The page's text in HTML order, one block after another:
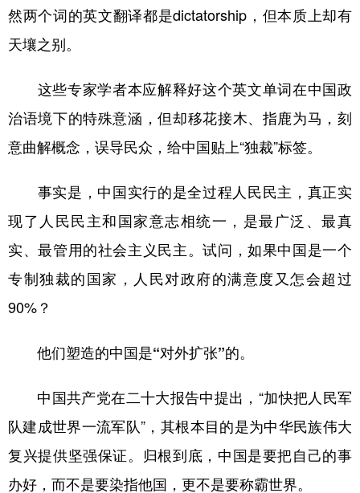
然两个词的英文翻译都是dictatorship，但本质上却有
天壤之别。
这些专家学者本应解释好这个英文单词在中国政
治语境下的特殊意涵，但却移花接木、指鹿为马，刻
意曲解概念，误导民众，给中国贴上“独裁”标签。
事实是，中国实行的是全过程人民民主，真正实
现了人民民主和国家意志相统一，是最广泛、最真
实、最管用的社会主义民主。试问，如果中国是一个
专制独裁的国家，人民对政府的满意度又怎会超过
90%？
他们塑造的中国是“对外扩张”的。
中国共产党在二十大报告中提出，“加快把人民军
队建成世界一流军队”，其根本目的是为中华民族伟大
复兴提供坚强保证。归根到底，中国是要把自己的事
办好，而不是要染指他国，更不是要称霸世界。